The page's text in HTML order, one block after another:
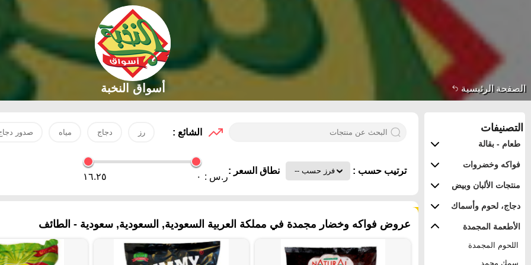
الصفحة الرئيسية أسواق النخبة
التصنيفات
طعام - بقالة
فواكه وخضروات
منتجات الألبان وبيض
دجاج، لحوم وأسماك
الأطعمة المجمدة
اللحوم المجمدة
سمك مجمد
الشائع : رز دجاج مياه صدور
ترتيب حسب : نطاق السعر :
ر.س : ٠ ١٦.٢٥
عروض فواكه وخضار مجمدة في مملكة العربية السعودية, السعودية, سعودية - الطائف